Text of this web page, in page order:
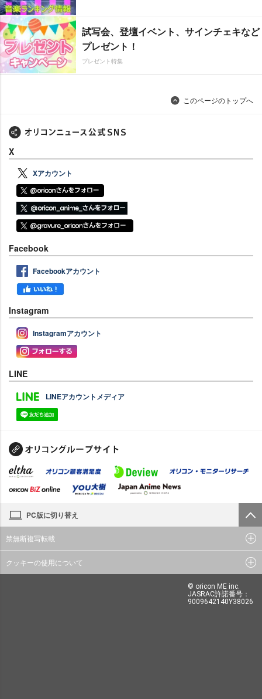
試写会、登壇イベント、サインチェキなど
プレゼント！
プレゼント特集
このページのトップへ
X
Xアカウント
Facebook
Facebookアカウント
Instagram
Instagramアカウント
LINE
LINEアカウントメディア
PC版に切り替え
禁無断複写転載
クッキーの使用について
© oricon ME inc.
JASRAC許諾番号：
9009642140Y38026